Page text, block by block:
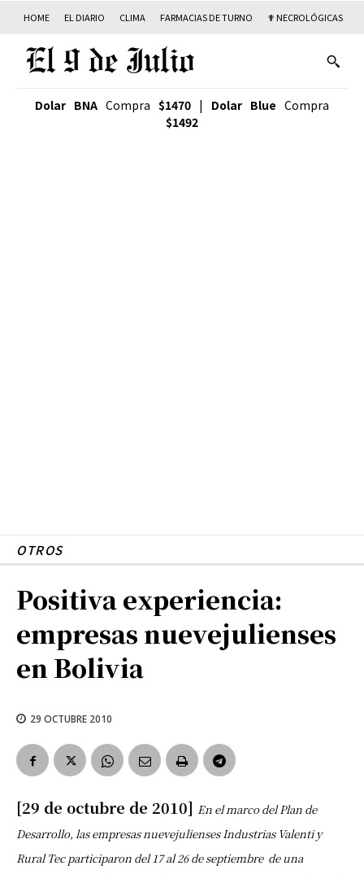
HOME EL DIARIO CLIMA FARMACIAS DE TURNO ✟ NECROLÓGICAS
Dolar BNA Compra $1470 | Dolar Blue Compra
$1492
OTROS
Positiva experiencia:
empresas nuevejulienses
en Bolivia
29 OCTUBRE 2010
[29 de octubre de 2010] En el marco del Plan de
Desarrollo, las empresas nuevejulienses Industrias Valenti y
Rural Tec participaron del 17 al 26 de septiembre de una